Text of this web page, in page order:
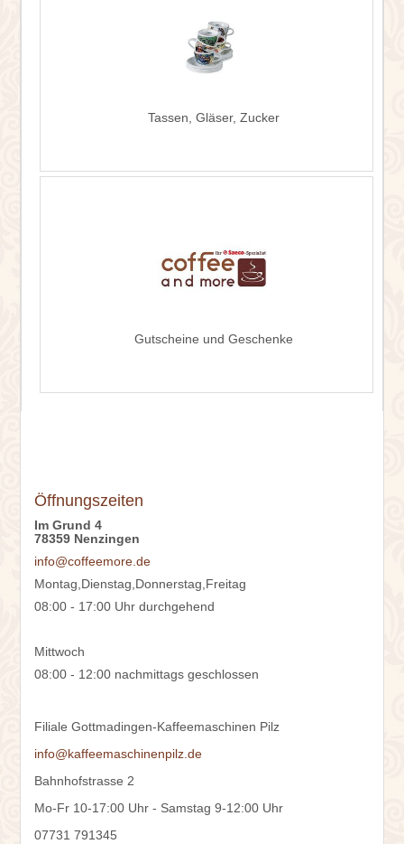
Tassen, Gläser, Zucker
Gutscheine und Geschenke
Öffnungszeiten
Im Grund 4
78359 Nenzingen
info@coffeemore.de
Montag,Dienstag,Donnerstag,Freitag
08:00 - 17:00 Uhr durchgehend
Mittwoch
08:00 - 12:00 nachmittags geschlossen
Filiale Gottmadingen-Kaffeemaschinen Pilz
info@kaffeemaschinenpilz.de
Bahnhofstrasse 2
Mo-Fr 10-17:00 Uhr - Samstag 9-12:00 Uhr
07731 791345